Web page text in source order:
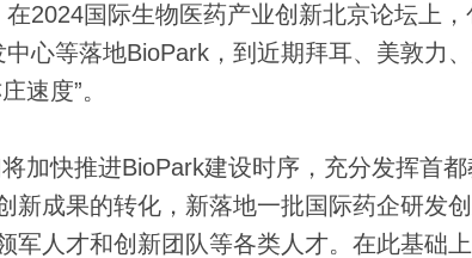
2024国际生物医药产业创新北京论坛上
心等落地BioPark，到近期拜耳、美敦力
速度”。
快推进BioPark建设时序，充分发挥首都
新成果的转化，新落地一批国际药企研发
军人才和创新团队等各类人才。在此基础